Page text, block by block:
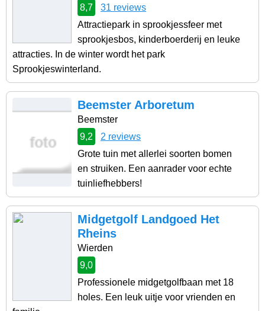
8,7
31 reviews
Attractiepark in sprookjessfeer met
sprookjesbos, kinderboerderij en leuke
attracties. In de winter wordt het park
Sprookjeswinterland.
Beemster Arboretum
Beemster
9,2
2 reviews
Grote tuin met allerlei soorten bomen
en struiken. Een aanrader voor echte
tuinliefhebbers!
Midgetgolf Landgoed Het
Rheins
Wierden
9,0
Professionele midgetgolfbaan met 18
holes. Een leuk uitje voor vrienden en